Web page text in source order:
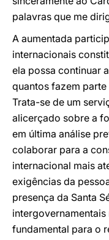
palavras que me
A aumentada
internacionais
ela possa continuar
quantos fazem
Trata-se de um
alicerçado sobre a
em última análise
colaborar para a
internacional mais
exigências da
presença da Santa
fundamental para o